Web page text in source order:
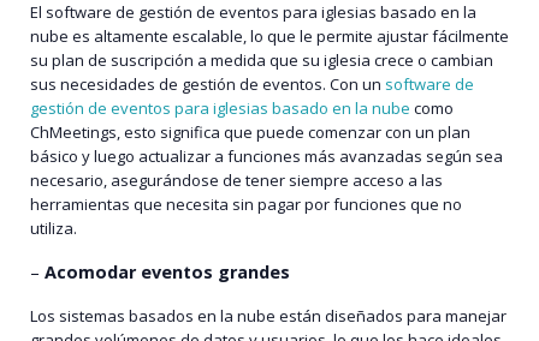
El software de gestión de eventos para iglesias basado en la
nube es altamente escalable, lo que le permite ajustar fácilmente
su plan de suscripción a medida que su iglesia crece o cambian
sus necesidades de gestión de eventos. Con un software de
gestión de eventos para iglesias basado en la nube como
ChMeetings, esto significa que puede comenzar con un plan
básico y luego actualizar a funciones más avanzadas según sea
necesario, asegurándose de tener siempre acceso a las
herramientas que necesita sin pagar por funciones que no
utiliza.
– Acomodar eventos grandes
Los sistemas basados en la nube están diseñados para manejar